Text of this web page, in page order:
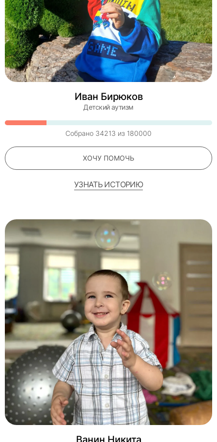
Иван Бирюков
Детский аутизм
Собрано 34213 из 180000
ХОЧУ ПОМОЧЬ
УЗНАТЬ ИСТОРИЮ
Ванин Никита